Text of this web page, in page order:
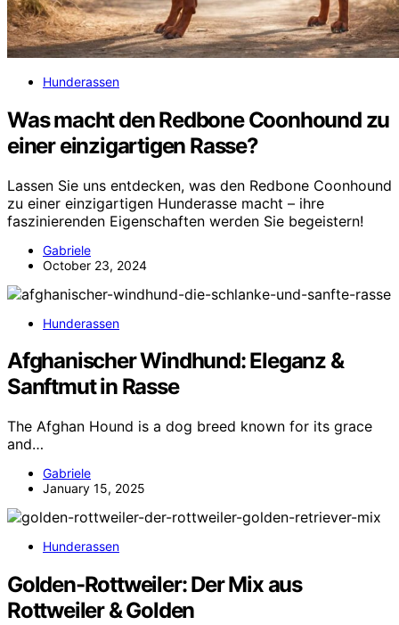
Hunderassen
Was macht den Redbone Coonhound zu
einer einzigartigen Rasse?
Lassen Sie uns entdecken, was den Redbone Coonhound
zu einer einzigartigen Hunderasse macht – ihre
faszinierenden Eigenschaften werden Sie begeistern!
Gabriele
October 23, 2024
Hunderassen
Afghanischer Windhund: Eleganz &
Sanftmut in Rasse
The Afghan Hound is a dog breed known for its grace
and…
Gabriele
January 15, 2025
Hunderassen
Golden-Rottweiler: Der Mix aus
Rottweiler & Golden